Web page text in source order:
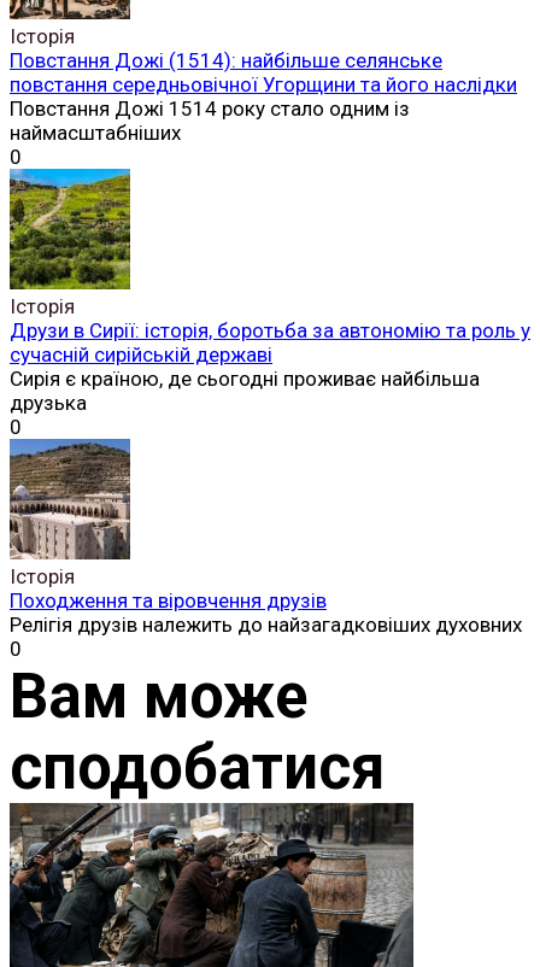
Історія
Повстання Дожі (1514): найбільше селянське
повстання середньовічної Угорщини та його наслідки
Повстання Дожі 1514 року стало одним із
наймасштабніших
0
Історія
Друзи в Сирії: історія, боротьба за автономію та роль у
сучасній сирійській державі
Сирія є країною, де сьогодні проживає найбільша
друзька
0
Історія
Походження та віровчення друзів
Релігія друзів належить до найзагадковіших духовних
0
Вам може
сподобатися